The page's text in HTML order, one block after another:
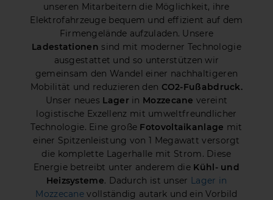
unseren Mitarbeitern die Möglichkeit, ihre
Elektrofahrzeuge bequem und effizient auf dem
Firmengelände aufzuladen. Unsere
Ladestationen sind mit moderner Technologie
ausgestattet und so unterstützen wir
gemeinsam den Wandel einer nachhaltigeren
Mobilität und reduzieren den CO2-Fußabdruck.
Unser neues Lagerin Mozzecane vereint
logistische Exzellenz mit umweltfreundlicher
Technologie. Eine große Fotovoltaikanlage mit
einer Spitzenleistung von 1 Megawatt versorgt
die komplette Lagerhalle mit Strom. Diese
Energie betreibt unter anderem die Kühl- und
Heizsysteme. Dadurch ist unser Lager in
Mozzecane vollständig autark und ein Vorbild